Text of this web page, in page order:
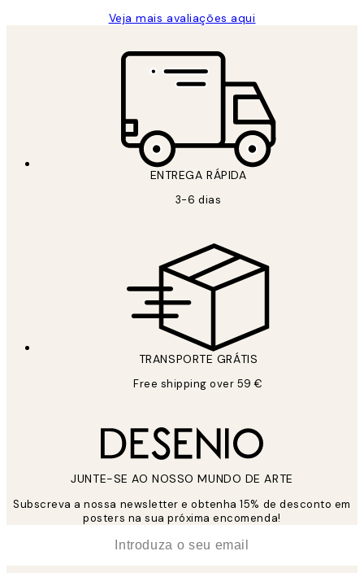
Veja mais avaliações aqui
ENTREGA RÁPIDA
3-6 dias
TRANSPORTE GRÁTIS
Free shipping over 59 €
JUNTE-SE AO NOSSO MUNDO DE ARTE
Subscreva a nossa newsletter e obtenha 15% de desconto em
posters na sua próxima encomenda!